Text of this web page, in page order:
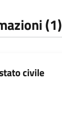
(1)
civile